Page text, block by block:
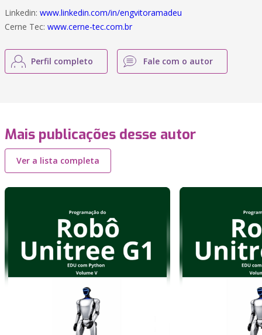
Linkedin: www.linkedin.com/in/engvitoramadeu
Cerne Tec: www.cerne-tec.com.br
Perfil completo Fale com o autor
Mais publicações desse autor
Ver a lista completa